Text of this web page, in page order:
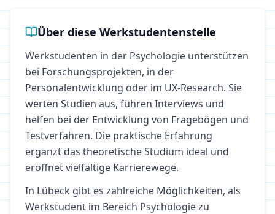
Über diese Werkstudentenstelle
Werkstudenten in der Psychologie unterstützen
bei Forschungsprojekten, in der
Personalentwicklung oder im UX-Research. Sie
werten Studien aus, führen Interviews und
helfen bei der Entwicklung von Fragebögen und
Testverfahren. Die praktische Erfahrung
ergänzt das theoretische Studium ideal und
eröffnet vielfältige Karrierewege.
In Lübeck gibt es zahlreiche Möglichkeiten, als
Werkstudent im Bereich Psychologiezu